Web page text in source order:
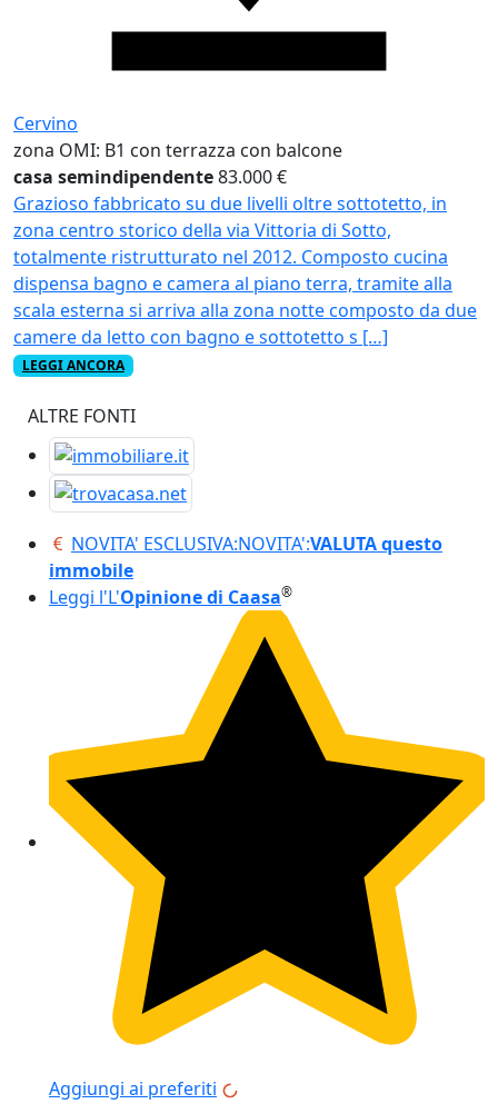
Cervino
zona OMI: B1 con terrazza con balcone
casa semindipendente83.000 €
Grazioso fabbricato su due livelli oltre sottotetto, in
zona centro storico della via Vittoria di Sotto,
totalmente ristrutturato nel 2012. Composto cucina
dispensa bagno e camera al piano terra, tramite alla
scala esterna si arriva alla zona notte composto da due
camere da letto con bagno e sottotetto s […]
LEGGI ANCORA
ALTRE FONTI
NOVITA' ESCLUSIVA:NOVITA':VALUTA questo
immobile
Leggi l'L'Opinione di Caasa®
Aggiungi ai preferiti